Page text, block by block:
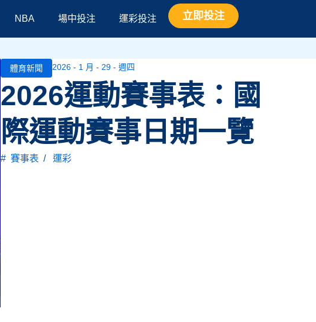
NBA 場中投注 運彩投注 立即投注
體育新聞 2026 - 1 月 - 29 - 週四
2026運動賽事表：國
際運動賽事日期一覽
# 賽事表 / 運彩